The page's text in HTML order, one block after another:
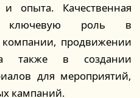
опыта. Качественная
ключевую роль в
продвижении
также в создании
для мероприятий,
кампаний.